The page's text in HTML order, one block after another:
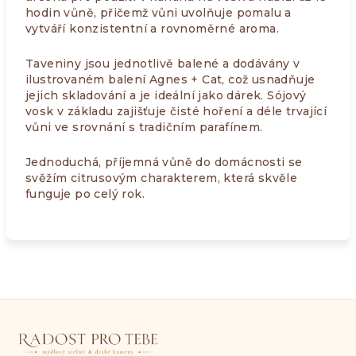
hodin vůně, přičemž vůni uvolňuje pomalu a
vytváří konzistentní a rovnoměrné aroma.
Taveniny jsou jednotlivě balené a dodávány v
ilustrovaném balení Agnes + Cat, což usnadňuje
jejich skladování a je ideální jako dárek. Sójový
vosk v základu zajišťuje čisté hoření a déle trvající
vůni ve srovnání s tradičním parafínem.
Jednoduchá, příjemná vůně do domácnosti se
svěžím citrusovým charakterem, která skvěle
funguje po celý rok.